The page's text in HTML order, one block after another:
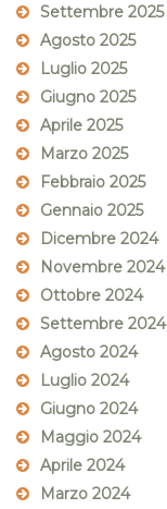
Settembre 2025
Agosto 2025
Luglio 2025
Giugno 2025
Aprile 2025
Marzo 2025
Febbraio 2025
Gennaio 2025
Dicembre 2024
Novembre 2024
Ottobre 2024
Settembre 2024
Agosto 2024
Luglio 2024
Giugno 2024
Maggio 2024
Aprile 2024
Marzo 2024